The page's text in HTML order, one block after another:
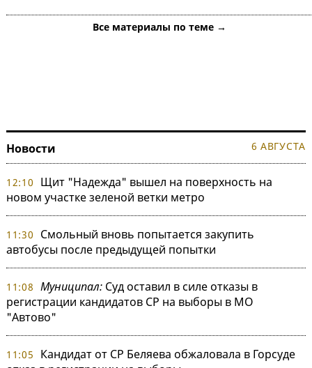
Все материалы по теме →
Новости 6 АВГУСТА
12:10
Щит "Надежда" вышел на поверхность на
новом участке зеленой ветки метро
11:30
Смольный вновь попытается закупить
автобусы после предыдущей попытки
11:08 Муниципал:Суд оставил в силе отказы в
регистрации кандидатов СР на выборы в МО
"Автово"
11:05
Кандидат от СР Беляева обжаловала в Горсуде